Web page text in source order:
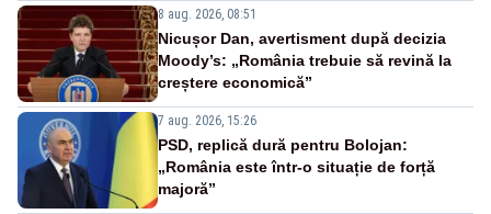
8 aug. 2026, 08:51
Nicușor Dan, avertisment după decizia
Moody’s: „România trebuie să revină la
creștere economică”
7 aug. 2026, 15:26
PSD, replică dură pentru Bolojan:
„România este într-o situație de forță
majoră”